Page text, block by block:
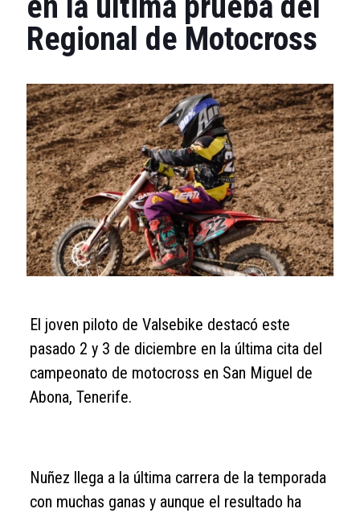
Regional de Motocross
El joven piloto de Valsebike destacó este
pasado 2 y 3 de diciembre en la última cita del
campeonato de motocross en San Miguel de
Abona, Tenerife.
Nuñez llega a la última carrera de la temporada
con muchas ganas y aunque el resultado ha